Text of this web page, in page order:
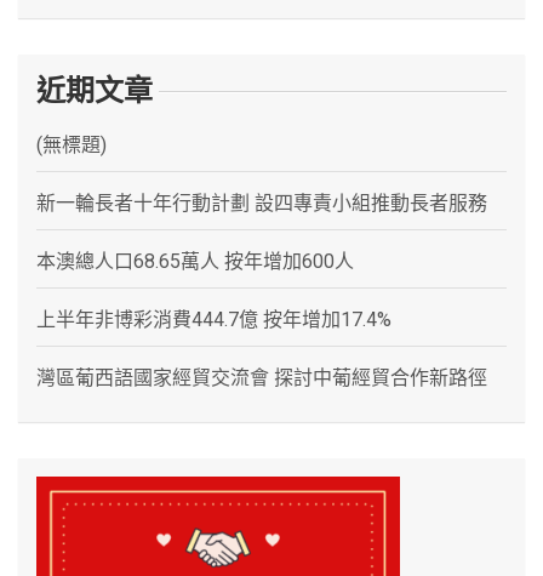
近期文章
(無標題)
新一輪長者十年行動計劃 設四專責小組推動長者服務
本澳總人口68.65萬人 按年增加600人
上半年非博彩消費444.7億 按年增加17.4%
灣區葡西語國家經貿交流會 探討中葡經貿合作新路徑